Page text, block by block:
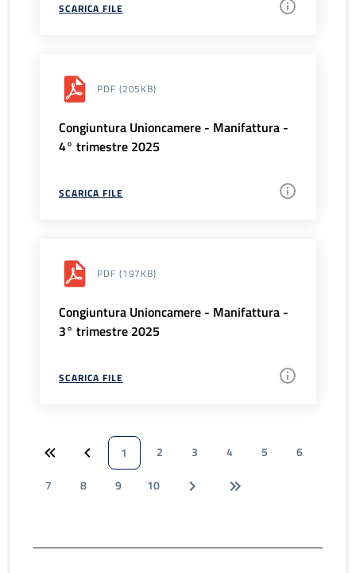
SCARICA FILE
PDF (205KB)
Congiuntura Unioncamere - Manifattura -
4° trimestre 2025
SCARICA FILE
PDF (197KB)
Congiuntura Unioncamere - Manifattura -
3° trimestre 2025
SCARICA FILE
1 2 3 4 5
6
7
8 9 10